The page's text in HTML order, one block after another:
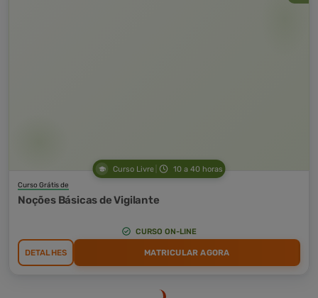
Curso Livre 10 a 40 horas
Curso Grátis de
Noções Básicas de Vigilante
CURSO ON-LINE
DETALHES MATRICULAR AGORA